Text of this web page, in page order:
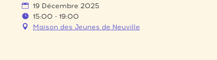
19 Décembre 2025
15:00 - 19:00
Maison des Jeunes de Neuville